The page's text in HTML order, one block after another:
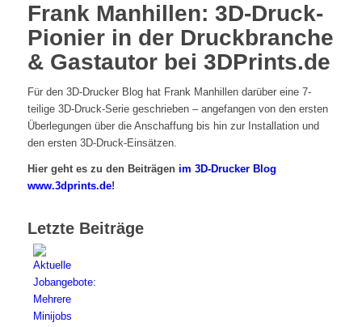
Frank Manhillen: 3D-Druck-
Pionier in der Druckbranche
& Gastautor bei 3DPrints.de
Für den 3D-Drucker Blog hat Frank Manhillen darüber eine 7-
teilige 3D-Druck-Serie geschrieben – angefangen von den ersten
Überlegungen über die Anschaffung bis hin zur Installation und
den ersten 3D-Druck-Einsätzen.
Hier geht es zu den Beiträgen im 3D-Drucker Blog
www.3dprints.de!
Letzte Beiträge